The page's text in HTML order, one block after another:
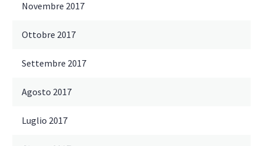
Novembre 2017
Ottobre 2017
Settembre 2017
Agosto 2017
Luglio 2017